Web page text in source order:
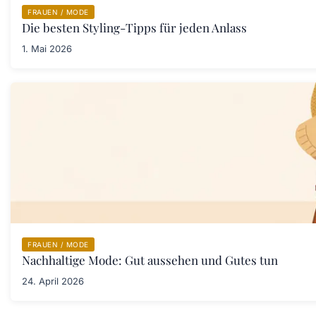
FRAUEN / MODE
Die besten Styling-Tipps für jeden Anlass
1. Mai 2026
FRAUEN / MODE
Nachhaltige Mode: Gut aussehen und Gutes tun
24. April 2026